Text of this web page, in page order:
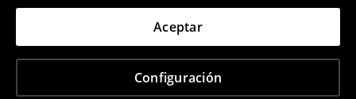
Configuración
Aceptar